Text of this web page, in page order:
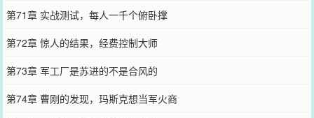
第71章 实战测试，每人一千个俯卧撑
第72章 惊人的结果，经费控制大师
第73章 军工厂是苏进的不是合风的
第74章 曹刚的发现，玛斯克想当军火商